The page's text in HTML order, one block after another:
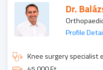
Dr.
Profile
Knee surgery specialist